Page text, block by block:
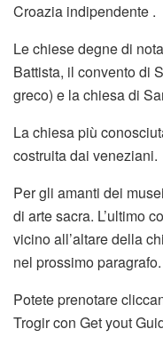
Croazia indipendente .
Le chiese degne di
Battista, il convento di
greco) e la chiesa di
La chiesa più
costruita dai veneziani.
Per gli amanti dei
di arte sacra. L’ultimo
vicino all’altare della
nel prossimo paragrafo.
Potete prenotare
Trogir con Get yout